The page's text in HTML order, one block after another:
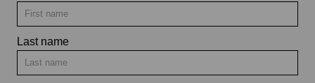
Last name